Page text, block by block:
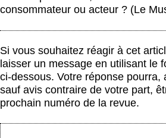
consommateur ou acteur ? (Le
Si vous souhaitez réagir à cet
laisser un message en utilisant le
ci-dessous. Votre réponse pourra,
sauf avis contraire de votre part,
prochain numéro de la revue.